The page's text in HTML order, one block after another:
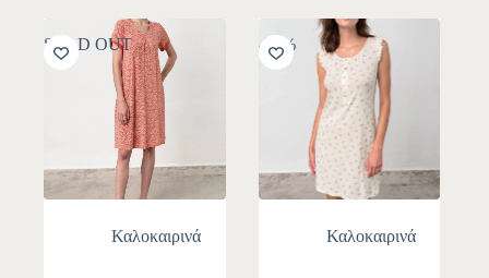
SOLD OUT
Καλοκαιρινά
-30%
Καλοκαιρινά